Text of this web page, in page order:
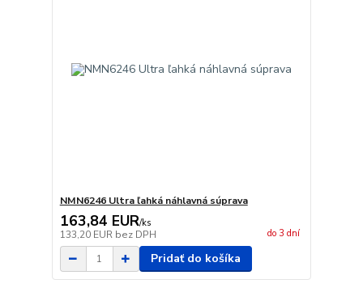
NMN6246 Ultra ľahká náhlavná súprava
163,84 EUR/ks
133,20 EUR bez DPH do 3 dní
Pridať do košíka